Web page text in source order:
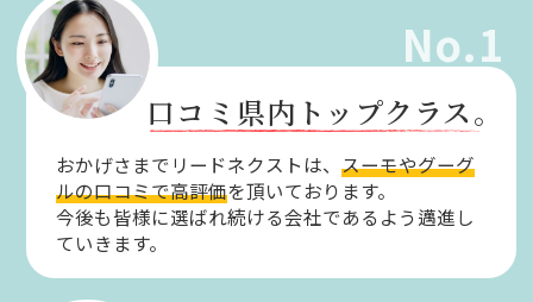
No.1
口コミ県内トップクラス。
おかげさまでリードネクストは、スーモやグーグ
ルの口コミで高評価を頂いております。
今後も皆様に選ばれ続ける会社であるよう邁進し
ていきます。